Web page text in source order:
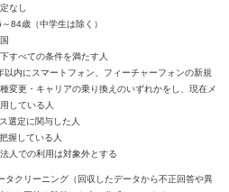
なし
84歳（中学生は除く）
すべての条件を満たす人
以内にスマートフォン、フィーチャーフォンの新規
変更・キャリアの乗り換えのいずれかをし、現在メ
している人
選定に関与した人
握している人
人での利用は対象外とする
クリーニング（回収したデータから不正回答や異